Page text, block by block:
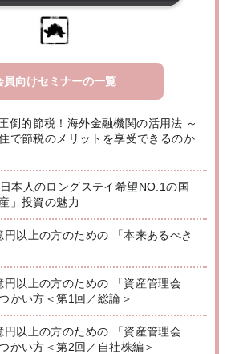
員向けセミナーの一覧
倒的節税！海外金融機関の活用法 ～
で節税のメリットを享受できるのか
本人のロングステイ希望NO.1の国
」投資の魅力
以上の方のための 「本来あるべき
以上の方のための 「資産管理会
かい方＜第1回／総論＞
以上の方のための 「資産管理会
かい方＜第2回／自社株編＞